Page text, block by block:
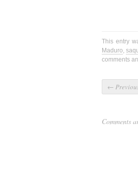
This entry
Maduro,
comments
←
Comments